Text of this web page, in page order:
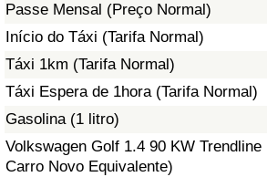
Passe Mensal (Preço Normal)
Início do Táxi (Tarifa Normal)
Táxi 1km (Tarifa Normal)
Táxi Espera de 1hora (Tarifa Normal)
Gasolina (1 litro)
Volkswagen Golf 1.4 90 KW Trendline
Carro Novo Equivalente)